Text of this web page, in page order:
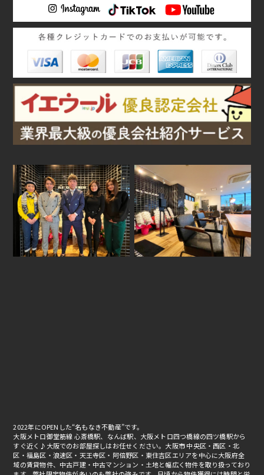
2022年にOPENした“名もなき不動産”です。
大阪メトロ御堂筋線 心斎橋駅、なんば駅、大阪メトロ四つ橋線の四ツ橋駅から
すぐ近く♪大阪でのお部屋探しはお任せください。大阪市 中央区・西区・北
区・福島区・浪速区・天王寺区・阿倍野区・東住吉区エリアを中心に大阪府全
域の賃貸物件、中古戸建・中古マンション・土地と幅広く物件を取り扱っており